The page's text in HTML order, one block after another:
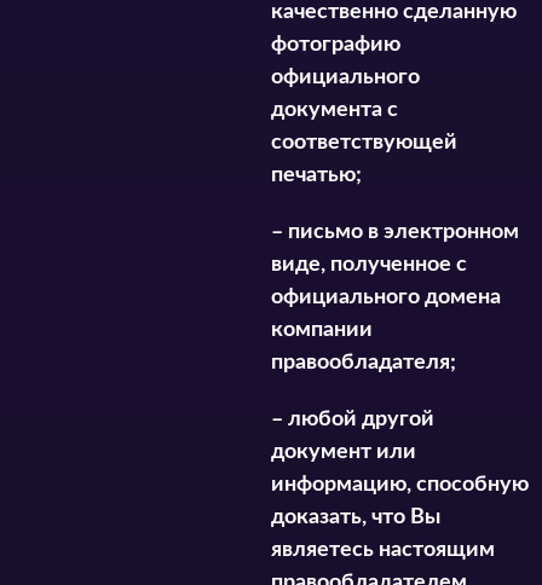
качественно сделанную
фотографию
официального
документа с
соответствующей
печатью;
– письмо в электронном
виде, полученное с
официального домена
компании
правообладателя;
– любой другой
документ или
информацию, способную
доказать, что Вы
являетесь настоящим